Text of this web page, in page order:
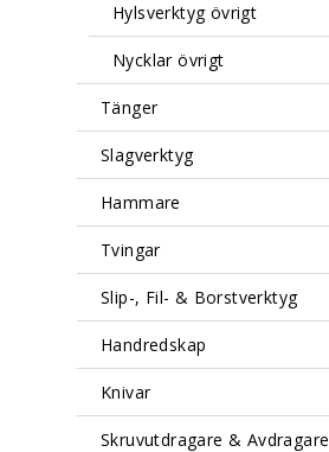
Hylsverktyg övrigt
Nycklar övrigt
Tänger
Slagverktyg
Hammare
Tvingar
Slip-, Fil- & Borstverktyg
Handredskap
Knivar
Skruvutdragare & Avdragare